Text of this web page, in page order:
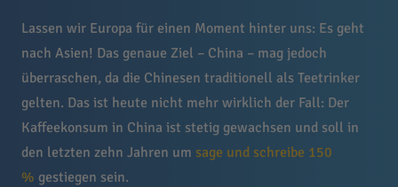
Lassen wir Europa für einen Moment hinter uns: Es geht
nach Asien! Das genaue Ziel – China – mag jedoch
überraschen, da die Chinesen traditionell als Teetrinker
gelten. Das ist heute nicht mehr wirklich der Fall: Der
Kaffeekonsum in China ist stetig gewachsen und soll in
den letzten zehn Jahren um sage und schreibe 150
% gestiegen sein.